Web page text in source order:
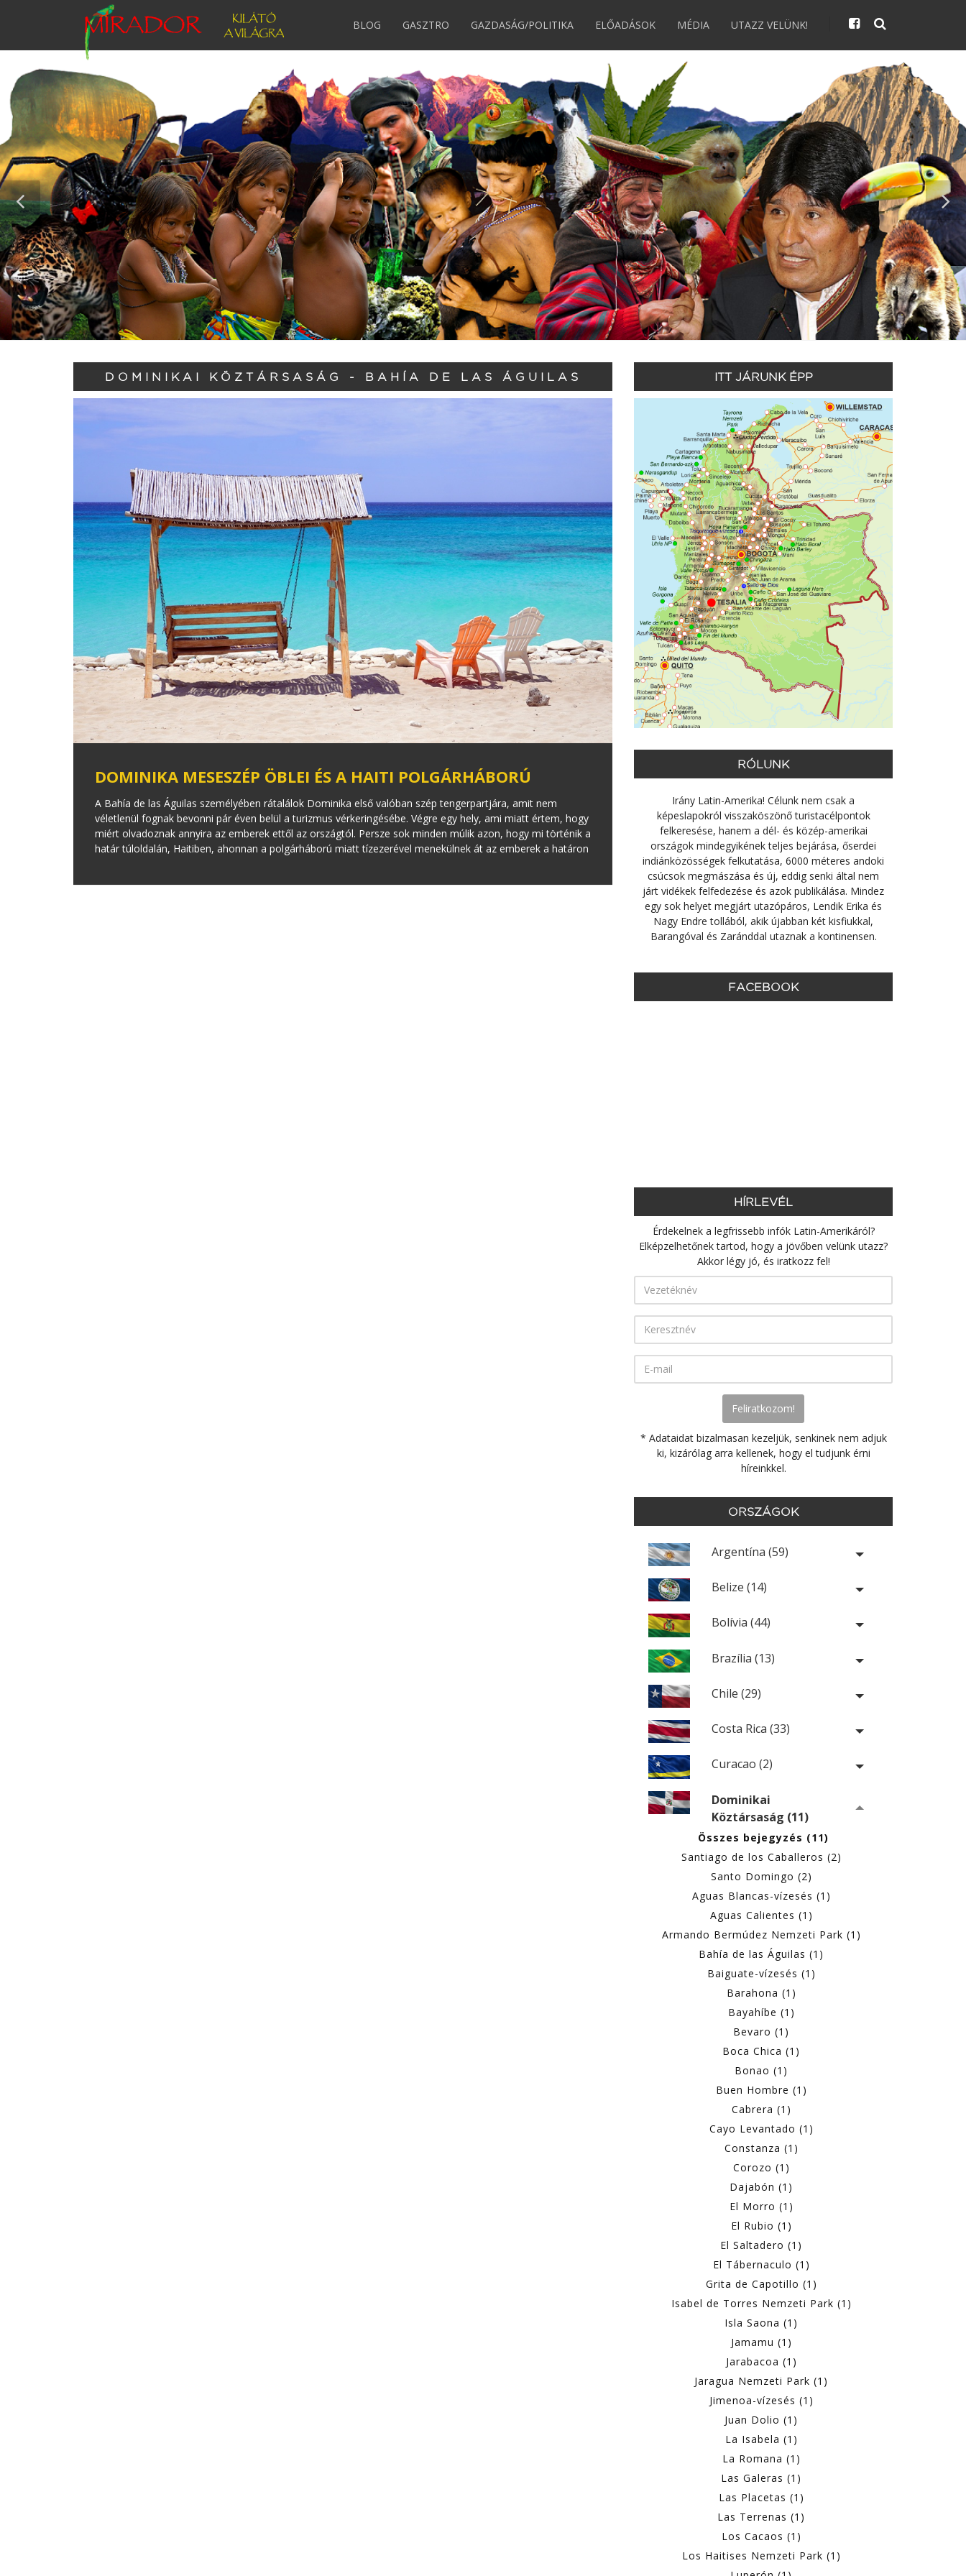
BLOG GASZTRO GAZDASÁG/POLITIKA ELŐADÁSOK MÉDIA UTAZZ VELÜNK!
DOMINIKAI KÖZTÁRSASÁG - BAHÍA DE LAS ÁGUILAS
DOMINIKA MESESZÉP ÖBLEI ÉS A HAITI POLGÁRHÁBORÚ
A Bahía de las Águilas személyében rátalálok Dominika első valóban szép tengerpartjára, amit nem
véletlenül fognak bevonni pár éven belül a turizmus vérkeringésébe. Végre egy hely, ami miatt értem, hogy
miért olvadoznak annyira az emberek ettől az országtól. Persze sok minden múlik azon, hogy mi történik a
határ túloldalán, Haitiben, ahonnan a polgárháború miatt tízezerével menekülnek át az emberek a határon
ITT JÁRUNK ÉPP
RÓLUNK
Irány Latin-Amerika! Célunk nem csak a
képeslapokról visszaköszönő turistacélpontok
felkeresése, hanem a dél- és közép-amerikai
országok mindegyikének teljes bejárása, őserdei
indiánközösségek felkutatása, 6000 méteres andoki
csúcsok megmászása és új, eddig senki által nem
járt vidékek felfedezése és azok publikálása. Mindez
egy sok helyet megjárt utazópáros, Lendik Erika és
Nagy Endre tollából, akik újabban két kisfiukkal,
Barangóval és Zaránddal utaznak a kontinensen.
FACEBOOK
HÍRLEVÉL
Érdekelnek a legfrissebb infók Latin-Amerikáról?
Elképzelhetőnek tartod, hogy a jövőben velünk utazz?
Akkor légy jó, és iratkozz fel!
* Adataidat bizalmasan kezeljük, senkinek nem adjuk
ki, kizárólag arra kellenek, hogy el tudjunk érni
híreinkkel.
ORSZÁGOK
Argentína (59)
Belize (14)
Bolívia (44)
Brazília (13)
Chile (29)
Costa Rica (33)
Curacao (2)
Dominikai
Köztársaság (11)
Összes bejegyzés (11)
Santiago de los Caballeros (2)
Santo Domingo (2)
Aguas Blancas-vízesés (1)
Aguas Calientes (1)
Armando Bermúdez Nemzeti Park (1)
Bahía de las Águilas (1)
Baiguate-vízesés (1)
Barahona (1)
Bayahíbe (1)
Bevaro (1)
Boca Chica (1)
Bonao (1)
Buen Hombre (1)
Cabrera (1)
Cayo Levantado (1)
Constanza (1)
Corozo (1)
Dajabón (1)
El Morro (1)
El Rubio (1)
El Saltadero (1)
El Tábernaculo (1)
Grita de Capotillo (1)
Isabel de Torres Nemzeti Park (1)
Isla Saona (1)
Jamamu (1)
Jarabacoa (1)
Jaragua Nemzeti Park (1)
Jimenoa-vízesés (1)
Juan Dolio (1)
La Isabela (1)
La Romana (1)
Las Galeras (1)
Las Placetas (1)
Las Terrenas (1)
Los Cacaos (1)
Los Haitises Nemzeti Park (1)